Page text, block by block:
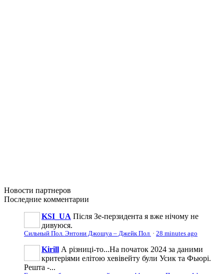
Новости партнеров
Последние комментарии
KSI_UA Після Зе-перзидента я вже нічому не
дивуюся.
Сильный Пол. Энтони Джошуа – Джейк Пол · 28 minutes ago
Kirill А різниці-то...На початок 2024 за даними
критеріями елітою хевівейту були Усик та Фьюрі.
Решта -...